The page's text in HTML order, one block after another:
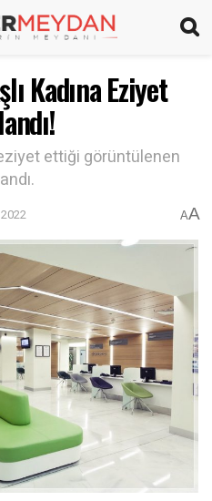
Kadına Eziyet
ettiği görüntülenen
AA